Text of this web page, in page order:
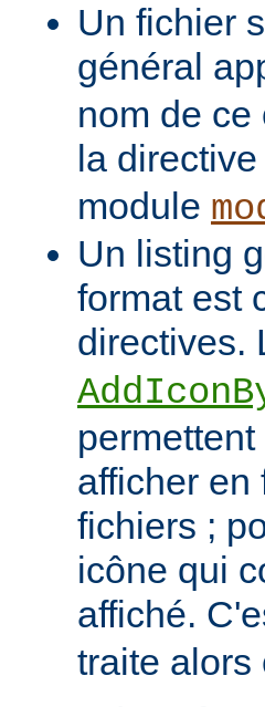
Un fichier
général
nom de
la directive
module
Un listing
format est
directives.
afficher en
fichiers ;
icône qui
affiché.
traite alors